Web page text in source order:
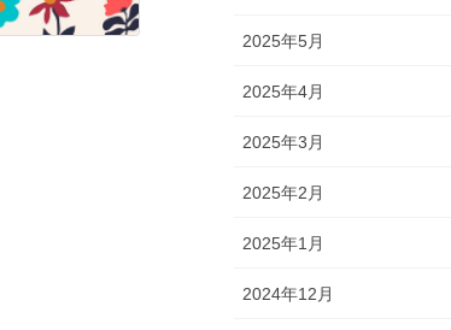
2025年5月
2025年4月
2025年3月
2025年2月
2025年1月
2024年12月